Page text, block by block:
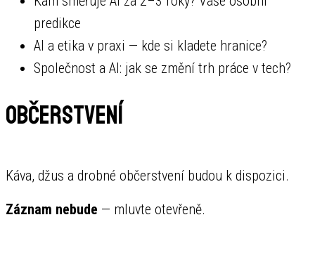
predikce
AI a etika v praxi — kde si kladete hranice?
Společnost a AI: jak se změní trh práce v tech?
Občerstvení
Káva, džus a drobné občerstvení budou k dispozici.
Záznam nebude — mluvte otevřeně.